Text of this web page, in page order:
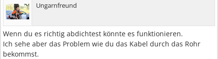
Ungarnfreund
Wenn du es richtig abdichtest könnte es funktionieren.
Ich sehe aber das Problem wie du das Kabel durch das Rohr
bekommst.